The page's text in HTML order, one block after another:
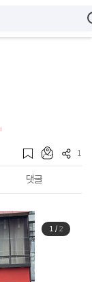
1
댓글
1/ 2